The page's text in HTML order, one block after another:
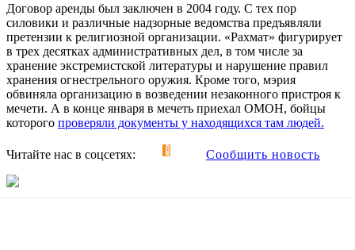
Договор аренды был заключен в 2004 году. С тех пор
силовики и различные надзорные ведомства предъявляли
претензии к религиозной организации. «Рахмат» фигурирует
в трех десятках административных дел, в том числе за
хранение экстремистской литературы и нарушение правил
хранения огнестрельного оружия. Кроме того, мэрия
обвиняла организацию в возведении незаконного пристроя к
мечети. А в конце января в мечеть приехал ОМОН, бойцы
которого проверяли документы у находящихся там людей.
Читайте нас в соцсетях: Сообщить новость